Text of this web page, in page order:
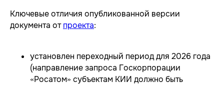
Ключевые отличия опубликованной версии
документа отпроекта:
установлен переходный период для 2026 года
(направление запроса Госкорпорации
«Росатом» субъектам КИИ должно быть